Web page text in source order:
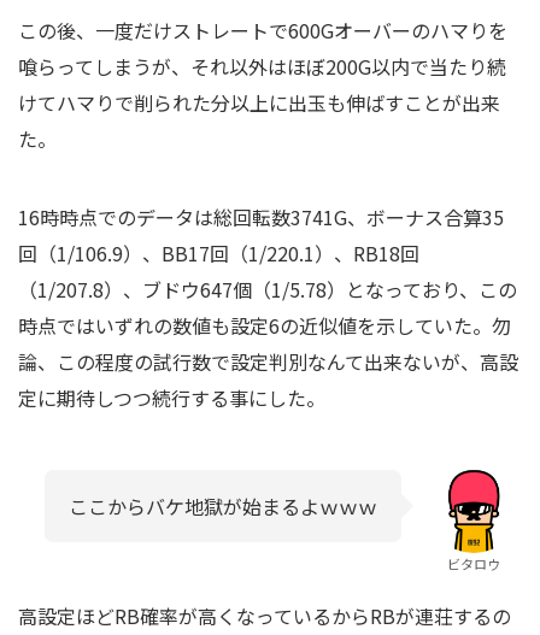
この後、一度だけストレートで600Gオーバーのハマりを
喰らってしまうが、それ以外はほぼ200G以内で当たり続
けてハマりで削られた分以上に出玉も伸ばすことが出来
た。
16時時点でのデータは総回転数3741G、ボーナス合算35
回（1/106.9）、BB17回（1/220.1）、RB18回
（1/207.8）、ブドウ647個（1/5.78）となっており、この
時点ではいずれの数値も設定6の近似値を示していた。勿
論、この程度の試行数で設定判別なんて出来ないが、高設
定に期待しつつ続行する事にした。
ここからバケ地獄が始まるよｗｗｗ
ビタロウ
高設定ほどRB確率が高くなっているからRBが連荘するの